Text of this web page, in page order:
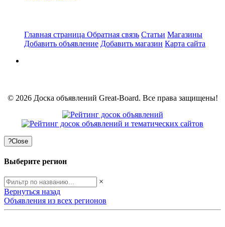
Главная страница Обратная связь Статьи Магазины
Добавить объявление Добавить магазин Карта сайта
© 2026 Доска объявлений Great-Board. Все права защищены!
?Close
Выберите регион
×
Вернуться назад
Объявления из всех регионов